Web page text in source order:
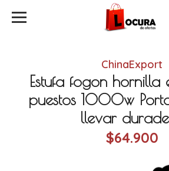
ChinaExport
Estufa fogon
puestos 1000w
llevar
$64.900